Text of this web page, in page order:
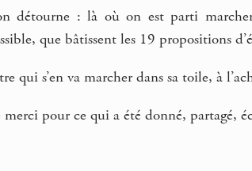
détourne : là où on est parti
que bâtissent les 19 propositions
qui s’en va marcher dans sa toile, à
pour ce qui a été donné, partagé,